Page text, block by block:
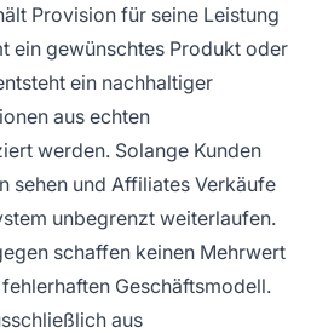
Provision für seine Leistung
ein gewünschtes Produkt oder
ein nachhaltiger
aus echten
werden. Solange Kunden
sehen und Affiliates Verkäufe
unbegrenzt weiterlaufen.
schaffen keinen Mehrwert
Geschäftsmodell.
aus